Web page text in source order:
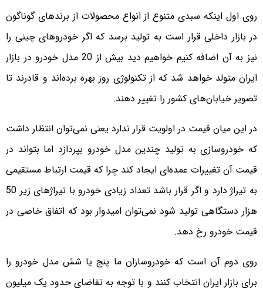
روی اول اینکه سبدی متنوع از انواع محصولات از برندهای گوناگون
در بازار داخلی قرار است به تولید برسد که اگر خودروهای چینی را
نیز به آن اضافه کنیم خواهیم دید بیش از 20 مدل خودرو در بازار
ایران متولد خواهد شد که از تکنولوژی روز بهره برده‌اند و قادرند تا
تصویر خیابان‌های کشور را تغییر دهند.
در این میان قیمت در اولویت قرار ندارد یعنی نمی‌توان انتظار داشت
که خودروسازی به تولید چندین مدل خودرو بپردازد اما بتواند در
قیمت آن تغییرات عمده‌ای ایجاد کند چرا که قیمت ارتباط مستقیمی
به تیراژ دارد و اگر قرار باشد تعداد زیادی خودرو با تیراژهای زیر 50
هزار دستگاهی تولید شود نمی‌توان امیدوار بود که اتفاق خاصی در
قیمت خودرو رخ دهد.
روی دوم آن است که خودروسازان ما پنج یا شش مدل خودرو را
برای بازار ایران انتخاب کنند و با توجه به تقاضای حدود یک میلیون